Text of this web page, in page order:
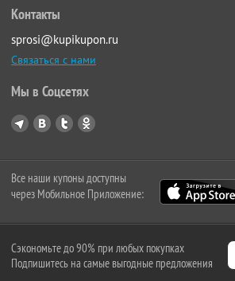
Контакты
sprosi@kupikupon.ru
Связаться с нами
Мы в Соцсетях
Все наши купоны доступны
через Мобильное Приложение:
Сэкономьте до 90% при любых покупках
Подпишитесь на самые выгодные предложения